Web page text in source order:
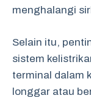
menghalangi
Selain itu,
sistem
terminal dalam
longgar atau